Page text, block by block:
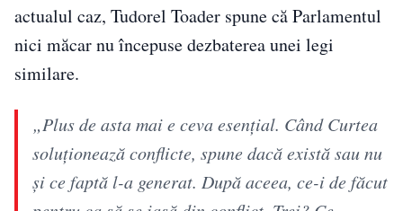
actualul caz, Tudorel Toader spune că Parlamentul
nici măcar nu începuse dezbaterea unei legi
similare.
„Plus de asta mai e ceva esențial. Când Curtea
soluționează conflicte, spune dacă există sau nu
și ce faptă l-a generat. După aceea, ce-i de făcut